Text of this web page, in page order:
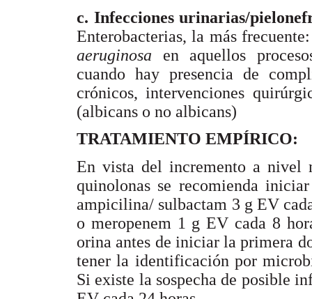
c. Infecciones urinarias/
Enterobacterias, la más
aeruginosa en aquellos
cuando hay presencia de
crónicos, intervenciones
(albicans o no albicans)
TRATAMIENTO EMPÍRICO:
En vista del incremento a nivel
quinolonas se recomienda
ampicilina/ sulbactam 3 g EV
o meropenem 1 g EV cada 8
orina antes de iniciar la primera
tener la identificación por
Si existe la sospecha de posible